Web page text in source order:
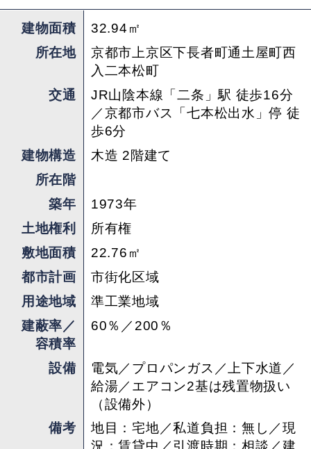
来れば最高かと。
担当 ： 中谷
建物面積
32.94㎡
所在地
京都市上京区下長者町通土屋町西
入二本松町
交通
JR山陰本線「二条」駅 徒歩16分
／京都市バス「七本松出水」停 徒
歩6分
建物構造
木造 2階建て
所在階
築年
1973年
土地権利
所有権
敷地面積
22.76㎡
都市計画
市街化区域
用途地域
準工業地域
建蔽率／
容積率
60％／200％
設備
電気／プロパンガス／上下水道／
給湯／エアコン2基は残置物扱い
（設備外）
備考
地目：宅地／私道負担：無し／現